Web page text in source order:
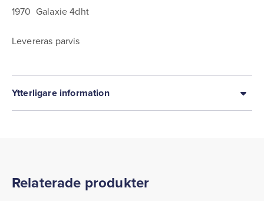
1970 Galaxie 4dht
Levereras parvis
Ytterligare information
Relaterade produkter